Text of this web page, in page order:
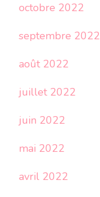
octobre 2022
septembre 2022
août 2022
juillet 2022
juin 2022
mai 2022
avril 2022